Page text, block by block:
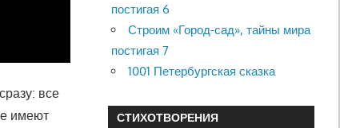
все
имеют
постигая 6
Строим «Город-сад», тайны мира
постигая 7
1001 Петербургская сказка
СТИХОТВОРЕНИЯ